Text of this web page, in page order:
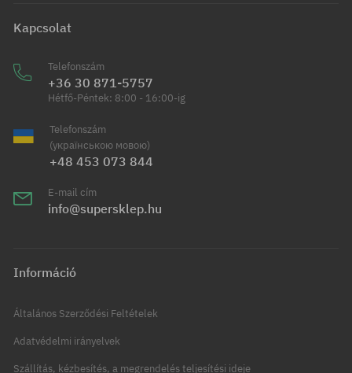
Kapcsolat
Telefonszám
+36 30 871-5757
Hétfő-Péntek: 8:00 - 16:00-ig
Telefonszám
(українською мовою)
+48 453 073 844
E-mail cím
info@supersklep.hu
Információ
Általános Szerződési Feltételek
Adatvédelmi irányelvek
Szállítás, kézbesítés, a megrendelés teljesítési ideje